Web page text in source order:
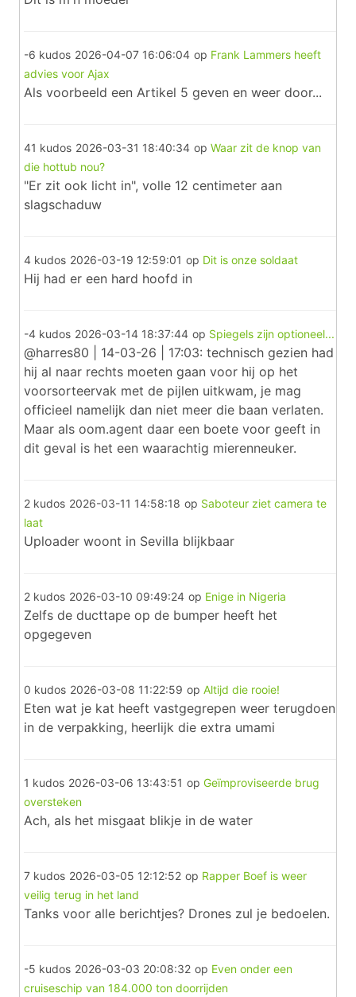
-6 kudos 2026-04-07 16:06:04 op Frank Lammers heeft
advies voor Ajax
Als voorbeeld een Artikel 5 geven en weer door...
41 kudos 2026-03-31 18:40:34 op Waar zit de knop van
die hottub nou?
"Er zit ook licht in", volle 12 centimeter aan
slagschaduw
4 kudos 2026-03-19 12:59:01 op Dit is onze soldaat
Hij had er een hard hoofd in
-4 kudos 2026-03-14 18:37:44 op Spiegels zijn optioneel...
@harres80 | 14-03-26 | 17:03: technisch gezien had
hij al naar rechts moeten gaan voor hij op het
voorsorteervak met de pijlen uitkwam, je mag
officieel namelijk dan niet meer die baan verlaten.
Maar als oom.agent daar een boete voor geeft in
dit geval is het een waarachtig mierenneuker.
2 kudos 2026-03-11 14:58:18 op Saboteur ziet camera te
laat
Uploader woont in Sevilla blijkbaar
2 kudos 2026-03-10 09:49:24 op Enige in Nigeria
Zelfs de ducttape op de bumper heeft het
opgegeven
0 kudos 2026-03-08 11:22:59 op Altijd die rooie!
Eten wat je kat heeft vastgegrepen weer terugdoen
in de verpakking, heerlijk die extra umami
1 kudos 2026-03-06 13:43:51 op Geïmproviseerde brug
oversteken
Ach, als het misgaat blikje in de water
7 kudos 2026-03-05 12:12:52 op Rapper Boef is weer
veilig terug in het land
Tanks voor alle berichtjes? Drones zul je bedoelen.
-5 kudos 2026-03-03 20:08:32 op Even onder een
cruiseschip van 184.000 ton doorrijden